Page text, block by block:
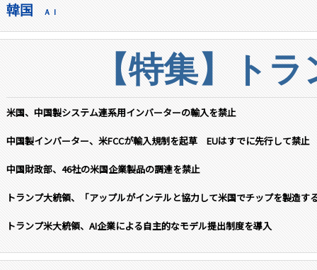
韓国 ＡＩ
【特集】ト
米国、中国製システム連系用インバーターの輸入を禁止
中国製インバーター、米FCCが輸入規制を起草 EUはすでに先行して禁止
中国財政部、46社の米国企業製品の調達を禁止
トランプ大統領、「アップルがインテルと協力して米国でチップを製造す
トランプ米大統領、AI企業による自主的なモデル提出制度を導入